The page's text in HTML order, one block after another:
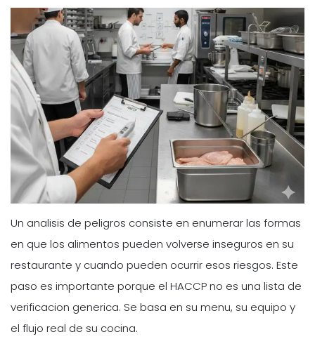
Un analisis de peligros consiste en enumerar las formas
en que los alimentos pueden volverse inseguros en su
restaurante y cuando pueden ocurrir esos riesgos. Este
paso es importante porque el HACCP no es una lista de
verificacion generica. Se basa en su menu, su equipo y
el flujo real de su cocina.